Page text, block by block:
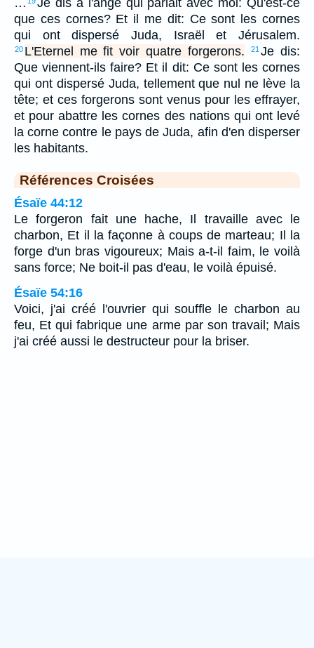
que ces cornes? Et il me dit: Ce sont les cornes
qui ont dispersé Juda, Israël et Jérusalem.
20 L'Eternel me fit voir quatre forgerons. 21 Je dis:
Que viennent-ils faire? Et il dit: Ce sont les cornes
qui ont dispersé Juda, tellement que nul ne lève la
tête; et ces forgerons sont venus pour les effrayer,
et pour abattre les cornes des nations qui ont levé
la corne contre le pays de Juda, afin d'en disperser
les habitants.
Références Croisées
Ésaïe 44:12
Le forgeron fait une hache, Il travaille avec le
charbon, Et il la façonne à coups de marteau; Il la
forge d'un bras vigoureux; Mais a-t-il faim, le voilà
sans force; Ne boit-il pas d'eau, le voilà épuisé.
Ésaïe 54:16
Voici, j'ai créé l'ouvrier qui souffle le charbon au
feu, Et qui fabrique une arme par son travail; Mais
j'ai créé aussi le destructeur pour la briser.